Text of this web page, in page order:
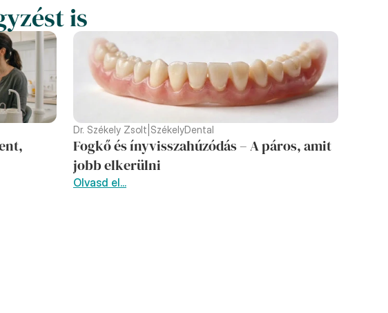
is
Dr. Székely Zsolt SzékelyDental
Fogkő és ínyvisszahúzódás – A páros, amit
jobb elkerülni
Olvasd el...